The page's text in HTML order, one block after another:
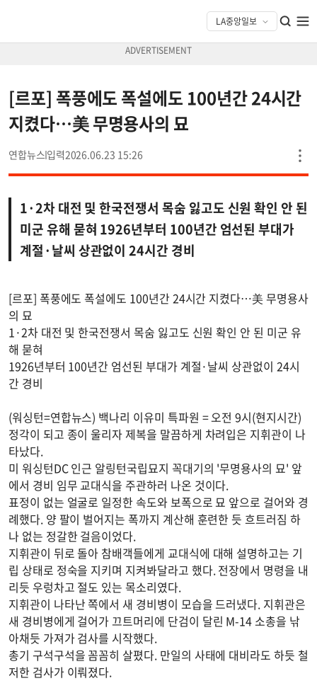
[르포] 폭풍에도 폭설에도 100년간 24시간
지켰다…美 무명용사의 묘
연합뉴스 2026.06.23 15:26
1·2차 대전 및 한국전쟁서 목숨 잃고도 신원 확인 안 된
미군 유해 묻혀 1926년부터 100년간 엄선된 부대가
계절·날씨 상관없이 24시간 경비
[르포] 폭풍에도 폭설에도 100년간 24시간 지켰다…美 무명용사
의 묘
1·2차 대전 및 한국전쟁서 목숨 잃고도 신원 확인 안 된 미군 유
해 묻혀
1926년부터 100년간 엄선된 부대가 계절·날씨 상관없이 24시
간 경비
(워싱턴=연합뉴스) 백나리 이유미 특파원 = 오전 9시(현지시간)
정각이 되고 종이 울리자 제복을 말끔하게 차려입은 지휘관이 나
타났다.
미 워싱턴DC 인근 알링턴국립묘지 꼭대기의 '무명용사의 묘' 앞
에서 경비 임무 교대식을 주관하러 나온 것이다.
표정이 없는 얼굴로 일정한 속도와 보폭으로 묘 앞으로 걸어와 경
례했다. 양 팔이 벌어지는 폭까지 계산해 훈련한 듯 흐트러짐 하
나 없는 정갈한 걸음이었다.
지휘관이 뒤로 돌아 참배객들에게 교대식에 대해 설명하고는 기
립 상태로 정숙을 지키며 지켜봐달라고 했다. 전장에서 명령을 내
리듯 우렁차고 절도 있는 목소리였다.
지휘관이 나타난 쪽에서 새 경비병이 모습을 드러냈다. 지휘관은
새 경비병에게 걸어가 끄트머리에 단검이 달린 M-14 소총을 낚
아채듯 가져가 검사를 시작했다.
총기 구석구석을 꼼꼼히 살폈다. 만일의 사태에 대비라도 하듯 철
저한 검사가 이뤄졌다.